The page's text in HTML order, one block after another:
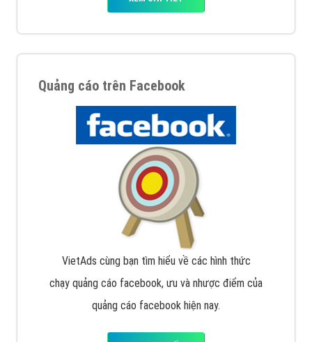
Google Ads là hình thức quảng cáo của Google được
tài trợ có chữ Ad gồm 4 ví trí trên cùng và 3 vị trí
dưới cùng
XEM CHI TIẾT